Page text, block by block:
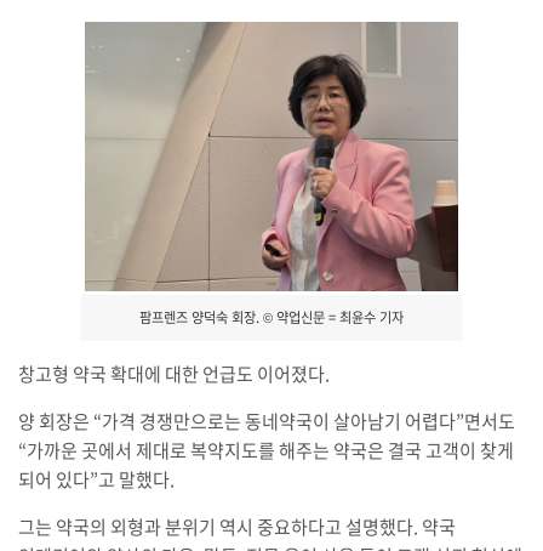
팜프렌즈 양덕숙 회장. © 약업신문 = 최윤수 기자
창고형 약국 확대에 대한 언급도 이어졌다.
양 회장은 “가격 경쟁만으로는 동네약국이 살아남기 어렵다”면서도
“가까운 곳에서 제대로 복약지도를 해주는 약국은 결국 고객이 찾게
되어 있다”고 말했다.
그는 약국의 외형과 분위기 역시 중요하다고 설명했다. 약국